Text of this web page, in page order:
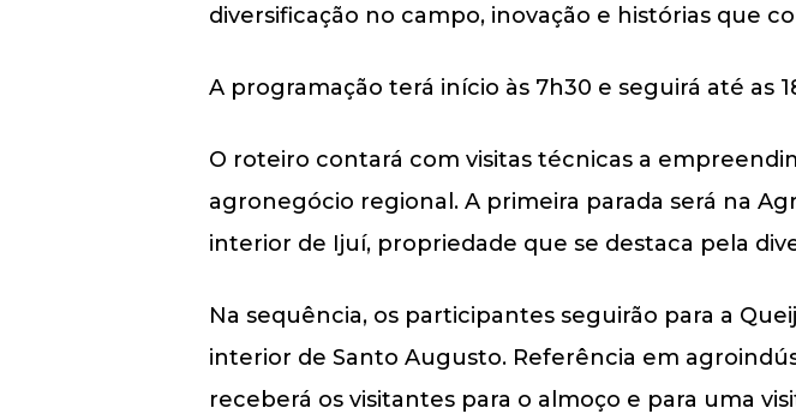
diversificação no campo, inovação e histórias que
A programação terá início às 7h30 e seguirá até as
O roteiro contará com visitas técnicas a
agronegócio regional. A primeira parada será na
interior de Ijuí, propriedade que se destaca pela
Na sequência, os participantes seguirão para a
interior de Santo Augusto. Referência em
receberá os visitantes para o almoço e para uma